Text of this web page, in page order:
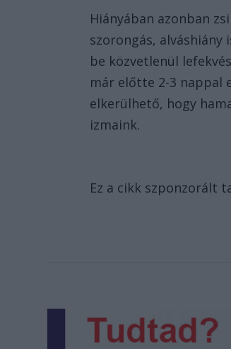
Hiányában azonban
szorongás, alváshiány
be közvetlenül
már előtte 2-3 nappal
elkerülhető, hogy
izmaink.
Ez a cikk szponzorált